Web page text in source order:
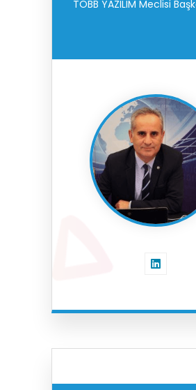
TOBB YAZILIM Meclisi